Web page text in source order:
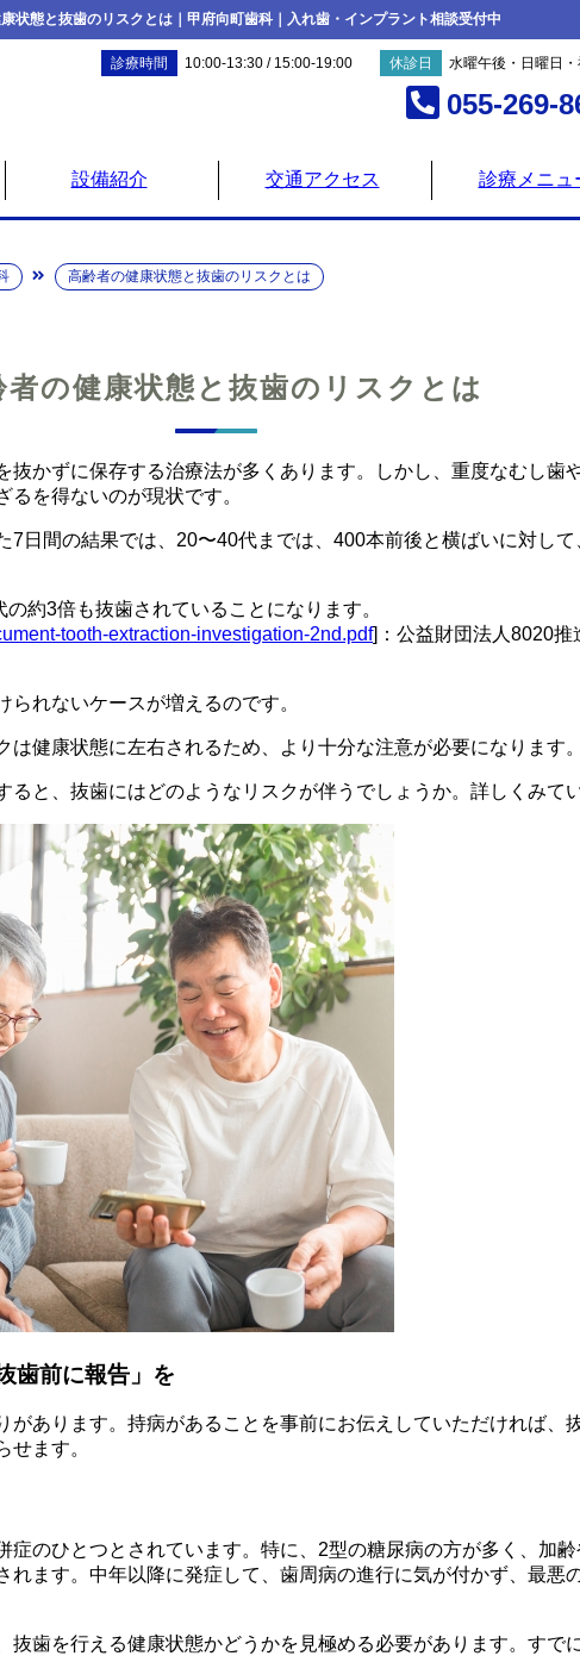
状態と抜歯のリスクとは｜甲府向町歯科｜入れ歯・インプラント相談受付中
診療時間 10:00-13:30 / 15:00-19:00 休診日 水曜午後・日曜日・
055-269-
設備紹介 交通アクセス 診療メニュ
高齢者の健康状態と抜歯のリスクとは
者の健康状態と抜歯のリスクとは
抜かずに保存する治療法が多くあります。しかし、重度なむし歯
を得ないのが現状です。
7日間の結果では、20〜40代までは、400本前後と横ばいに対し
約3倍も抜歯されていることになります。
tooth-extraction-investigation-2nd.pdf]：公益財団法人8020
れないケースが増えるのです。
健康状態に左右されるため、より十分な注意が必要になります。
と、抜歯にはどのようなリスクが伴うでしょうか。詳しくみて
歯前に報告」を
があります。持病があることを事前にお伝えしていただければ、
せます。
のひとつとされています。特に、2型の糖尿病の方が多く、加齢
れます。中年以降に発症して、歯周病の進行に気が付かず、最悪
歯を行える健康状態かどうかを見極める必要があります。すで